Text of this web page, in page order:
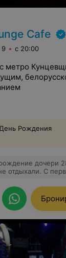
Cafe
9 с 20:00
метро
Рождения
дочери
отдыхали. С
подскажут.
Vip зону и очень
Обалденные
Приятная,
музыка и